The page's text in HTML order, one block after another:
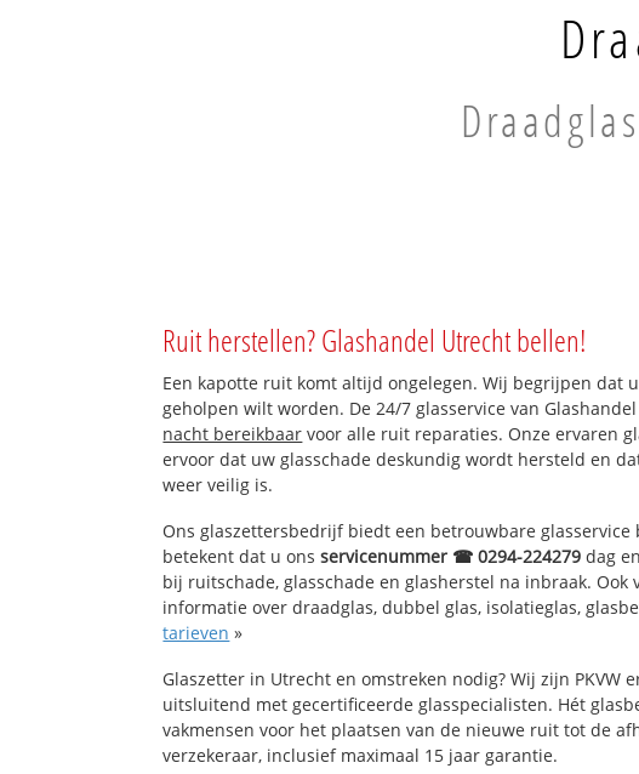
Ruit herstellen? Glashandel Utrecht bellen!
Een kapotte ruit komt altijd ongelegen. Wij begrijpen dat
geholpen wilt worden. De 24/7 glasservice van
nacht bereikbaar voor alle ruit reparaties. Onze ervaren
ervoor dat uw glasschade deskundig wordt hersteld en
weer veilig is.
Ons glaszettersbedrijf biedt een betrouwbare
betekent dat u onsservicenummer ☎ 0294-224279 dag
bij ruitschade, glasschade en glasherstel na inbraak. Ook
informatie over draadglas, dubbel glas, isolatieglas,
tarieven »
Glaszetter in Utrecht en omstreken nodig? Wij zijn PKVW
uitsluitend met gecertificeerde glasspecialisten. Hét
vakmensen voor het plaatsen van de nieuwe ruit tot de
verzekeraar, inclusief maximaal 15 jaar garantie.